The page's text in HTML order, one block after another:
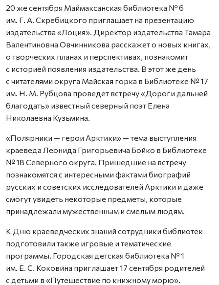
20 же сентября Маймаксанская библиотека № 6
им. Г. А. Скребицкого приглашает на презентацию
издательства «Лоция». Директор издательства Тамара
Валентиновна Овчинникова расскажет о новых книгах,
о творческих планах и перспективах, познакомит
с историей появления издательства. В этот же день
с читателями округа Майская горка в Библиотеке № 17
им. Н. М. Рубцова проведет встречу «Дороги дальней
благодать» известный северный поэт Елена
Николаевна Кузьмина.
«Полярники — герои Арктики» — тема выступления
краеведа Леонида Григорьевича Бойко в Библиотеке
№ 18 Северного округа. Пришедшие на встречу
познакомятся с интересными фактами биографий
русских и советских исследователей Арктики и даже
смогут увидеть некоторые предметы, которые
принадлежали мужественным и смелым людям.
К Дню краеведческих знаний сотрудники библиотек
подготовили также игровые и тематические
программы. Городская детская библиотека № 1
им. Е. С. Коковина приглашает 17 сентября родителей
с детьми в «Путешествие по книжному морю».